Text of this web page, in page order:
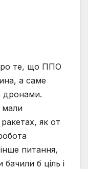
те, що ППО
а саме
дронами.
мали
як от
питання,
б ціль і